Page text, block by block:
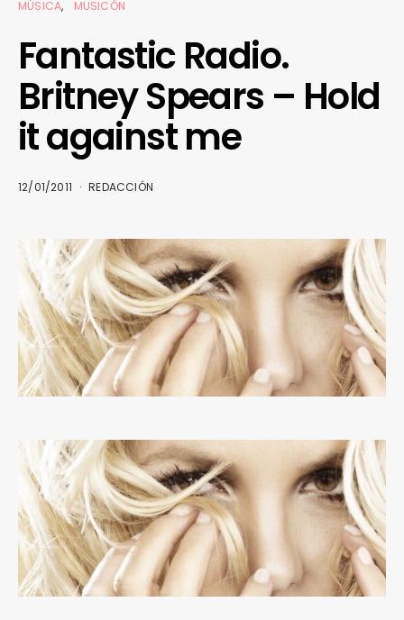
MÚSICA MUSICÓN
Fantastic Radio.
Britney Spears – Hold
it against me
12/01/2011 REDACCIÓN